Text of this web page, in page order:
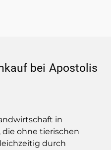
bei Apostolis
in
die ohne tierischen
durch